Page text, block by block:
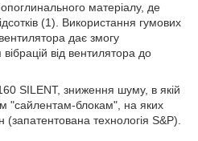
матеріалу, де
(1). Використання гумових
дає змогу
від вентилятора до
SILENT, зниження шуму, в якій
"сайлентам-блокам", на яких
(запатентована технологія S&P).